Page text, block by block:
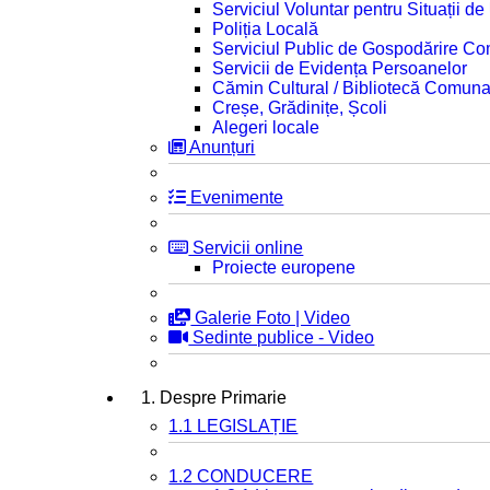
Serviciul Voluntar pentru Situații de
Poliția Locală
Serviciul Public de Gospodărire
Servicii de Evidența Persoanelor
Cămin Cultural / Bibliotecă
Creșe, Grădinițe, Școli
Alegeri locale
Anunțuri
Evenimente
Servicii online
Proiecte europene
Galerie Foto | Video
Sedinte publice - Video
1. Despre Primarie
1.1 LEGISLAȚIE
1.2 CONDUCERE